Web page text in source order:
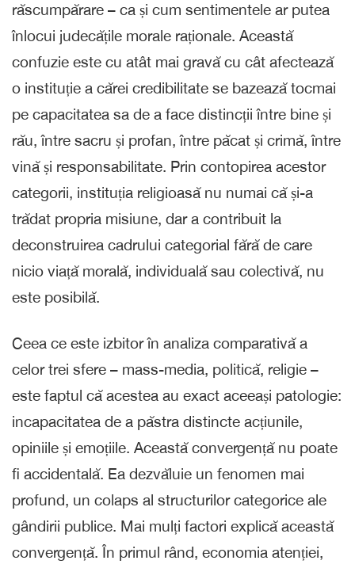
răscumpărare – ca și cum sentimentele ar putea
înlocui judecățile morale raționale. Această
confuzie este cu atât mai gravă cu cât afectează
o instituție a cărei credibilitate se bazează tocmai
pe capacitatea sa de a face distincții între bine și
rău, între sacru și profan, între păcat și crimă, între
vină și responsabilitate. Prin contopirea acestor
categorii, instituția religioasă nu numai că și-a
trădat propria misiune, dar a contribuit la
deconstruirea cadrului categorial fără de care
nicio viață morală, individuală sau colectivă, nu
este posibilă.
Ceea ce este izbitor în analiza comparativă a
celor trei sfere – mass-media, politică, religie –
este faptul că acestea au exact aceeași patologie:
incapacitatea de a păstra distincte acțiunile,
opiniile și emoțiile. Această convergență nu poate
fi accidentală. Ea dezvăluie un fenomen mai
profund, un colaps al structurilor categorice ale
gândirii publice. Mai mulți factori explică această
convergență. În primul rând, economia atenției,